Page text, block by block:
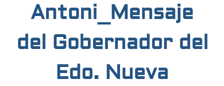
Antoni_Mensaje
del Gobernador del
Edo. Nueva